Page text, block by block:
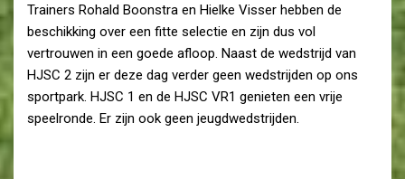
Trainers Rohald Boonstra en Hielke Visser hebben de
beschikking over een fitte selectie en zijn dus vol
vertrouwen in een goede afloop. Naast de wedstrijd van
HJSC 2 zijn er deze dag verder geen wedstrijden op ons
sportpark. HJSC 1 en de HJSC VR1 genieten een vrije
speelronde. Er zijn ook geen jeugdwedstrijden.